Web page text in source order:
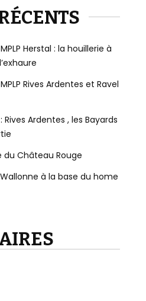
Herstal : la houillerie à
Rives Ardentes et Ravel
Ardentes , les Bayards
du Château Rouge
à la base du home